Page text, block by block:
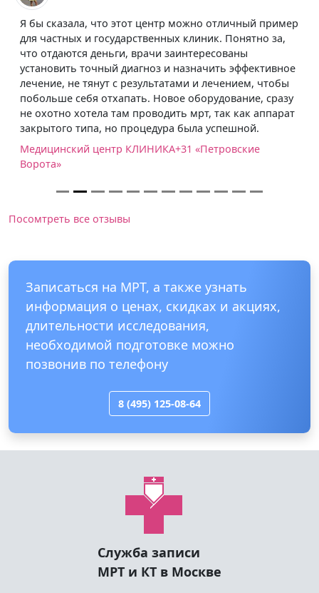
Я бы сказала, что этот центр можно отличный пример
для частных и государственных клиник. Понятно за,
что отдаются деньги, врачи заинтересованы
установить точный диагноз и назначить эффективное
лечение, не тянут с результатами и лечением, чтобы
побольше себя отхапать. Новое оборудование, сразу
не охотно хотела там проводить мрт, так как аппарат
закрытого типа, но процедура была успешной.
Медицинский центр КЛИНИКА+31 «Петровские
Ворота»
Посомтреть все отзывы
Записаться на МРТ, а также узнать
информация о ценах, скидках и акциях,
длительности исследования,
необходимой подготовке можно
позвонив по телефону
8 (495) 125-08-64
Служба записи
МРТ и КТ в Москве